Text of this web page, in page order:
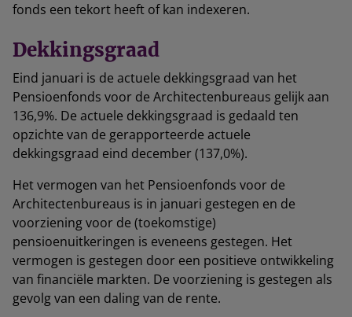
fonds een tekort heeft of kan indexeren.
Dekkingsgraad
Eind januari is de actuele dekkingsgraad van het
Pensioenfonds voor de Architectenbureaus gelijk aan
136,9%. De actuele dekkingsgraad is gedaald ten
opzichte van de gerapporteerde actuele
dekkingsgraad eind december (137,0%).
Het vermogen van het Pensioenfonds voor de
Architectenbureaus is in januari gestegen en de
voorziening voor de (toekomstige)
pensioenuitkeringen is eveneens gestegen. Het
vermogen is gestegen door een positieve ontwikkeling
van financiële markten. De voorziening is gestegen als
gevolg van een daling van de rente.